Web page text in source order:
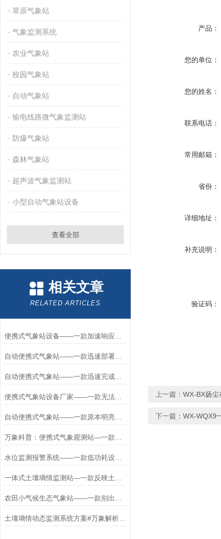
草原气象站
气象监测系统
农业气象站
校园气象站
自动气象站
输电线路微气象监测站
防爆气象站
森林气象站
超声波气象监测站
小型自动气象站设备
查看全部
相关文章
RELATED ARTICLES
自动便携式气象站——一款迅速完成安装便携式气象站设备2024顺丰发货
便携式气象站设备厂家——一款无法放下爱的便携小型气象站2024全+国+发+货
自动便携式气象站——一款原本明亮眸子的便携式气象站设备2024全+国+发+货
水位监测报警系统——一款低功耗设计的水雨情自动监测系统2026+派+送
土壤墒情动态监测系统方案#万象解析《合理灌溉》
产品：
您的单位：
您的姓名：
联系电话：
常用邮箱：
省份：
详细地址：
补充说明：
验证码：
上一篇： WX-BX扬
下一篇： WX-WQX9